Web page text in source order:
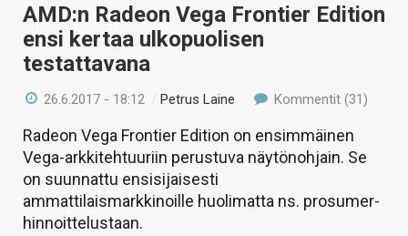
AMD:n Radeon Vega Frontier Edition
ensi kertaa ulkopuolisen
testattavana
26.6.2017 - 18:12 /Petrus Laine Kommentit (31)
Radeon Vega Frontier Edition on ensimmäinen
Vega-arkkitehtuuriin perustuva näytönohjain. Se
on suunnattu ensisijaisesti
ammattilaismarkkinoille huolimatta ns. prosumer-
hinnoittelustaan.